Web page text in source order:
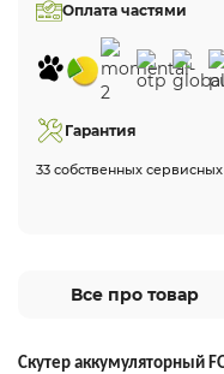
Оплата частями
Гарантия
33 собственных
Все про товар
Скутер аккумуляторный